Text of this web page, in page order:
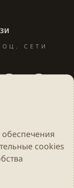
СЕТИ
Русский (RU)
R
обеспечения
cookies